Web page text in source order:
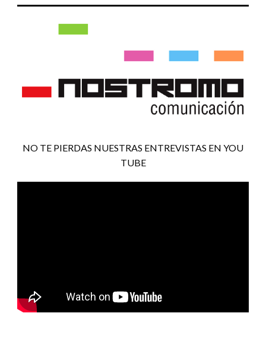
NO TE PIERDAS NUESTRAS ENTREVISTAS EN YOU
TUBE